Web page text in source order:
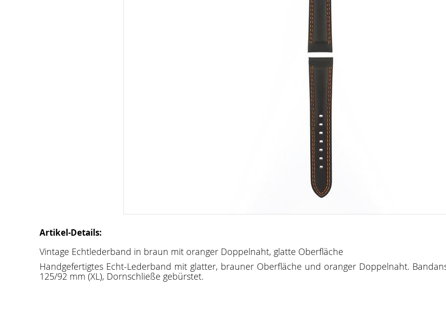
Artikel-Details:
Vintage Echtlederband in braun mit oranger Doppelnaht, glatte Oberfläche
Handgefertigtes Echt-Lederband mit glatter, brauner Oberfläche und oranger Doppelnaht.
125/92 mm (XL), Dornschließe gebürstet.